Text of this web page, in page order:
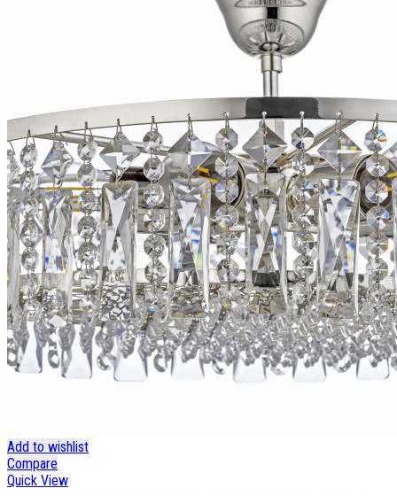
Add to wishlist
Compare
Quick View